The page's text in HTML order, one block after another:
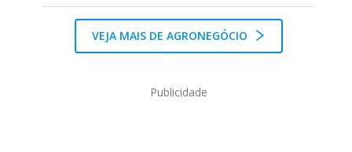
VEJA MAIS DE AGRONEGÓCIO
Publicidade